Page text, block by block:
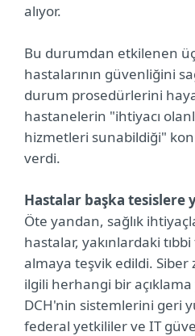
alıyor.
Bu durumdan etkilenen
hastalarının güvenliğini
durum prosedürlerini
hastanelerin "ihtiyacı
hizmetleri sunabildiği"
verdi.
Hastalar başka tesislere
Öte yandan, sağlık
hastalar, yakınlardaki
almaya teşvik edildi. Siber
ilgili herhangi bir açıklama
DCH'nin sistemlerini geri
federal yetkililer ve IT